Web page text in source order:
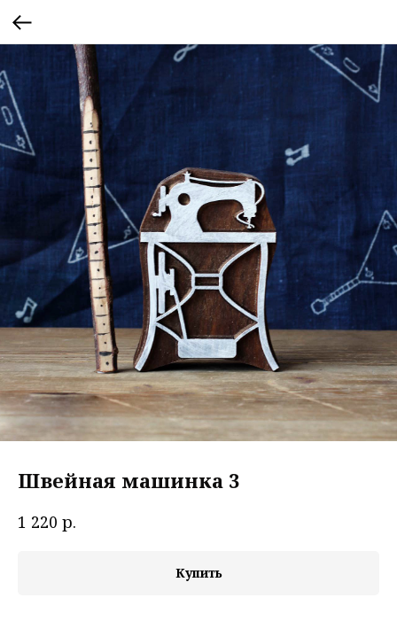
Швейная машинка 3
1 220 р.
Купить